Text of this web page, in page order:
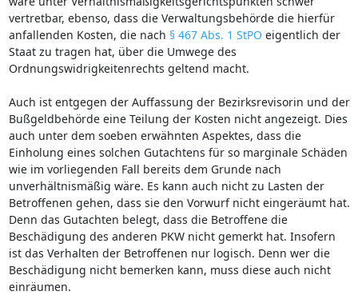
vertretbar, ebenso, dass die Verwaltungsbehörde die hierfür
anfallenden Kosten, die nach § 467 Abs. 1 StPO eigentlich der
Staat zu tragen hat, über die Umwege des
Ordnungswidrigkeitenrechts geltend macht.
Auch ist entgegen der Auffassung der Bezirksrevisorin und der
Bußgeldbehörde eine Teilung der Kosten nicht angezeigt. Dies
auch unter dem soeben erwähnten Aspektes, dass die
Einholung eines solchen Gutachtens für so marginale Schäden
wie im vorliegenden Fall bereits dem Grunde nach
unverhältnismäßig wäre. Es kann auch nicht zu Lasten der
Betroffenen gehen, dass sie den Vorwurf nicht eingeräumt hat.
Denn das Gutachten belegt, dass die Betroffene die
Beschädigung des anderen PKW nicht gemerkt hat. Insofern
ist das Verhalten der Betroffenen nur logisch. Denn wer die
Beschädigung nicht bemerken kann, muss diese auch nicht
einräumen.